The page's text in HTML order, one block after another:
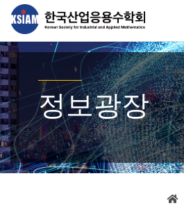
정보광장